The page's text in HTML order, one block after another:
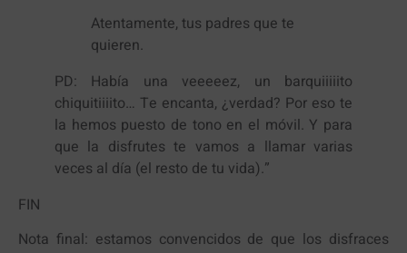
Atentamente, tus padres que te
quieren.
PD: Había una veeeeez, un barquiiiiito
chiquitiiiito… Te encanta, ¿verdad? Por eso te
la hemos puesto de tono en el móvil. Y para
que la disfrutes te vamos a llamar varias
veces al día (el resto de tu vida).”
FIN
Nota final: estamos convencidos de que los disfraces